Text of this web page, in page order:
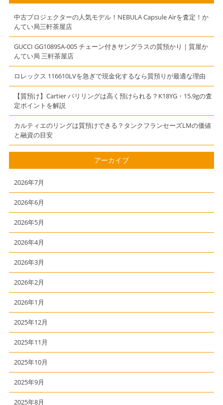
中古プロジェクターの人気モデル！NEBULA Capsule Airを査定！か
んてい局三軒茶屋店
GUCCI GG1089SA-005 チェーン付きサングラスの質預かり｜質屋か
んてい局 三軒茶屋店
ロレックス 116610LVを急ぎで現金化するなら質預りが最適な理由
【質預け】Cartier パリリングは高く預けられる？K18YG・15.9gの査
定ポイントを解説
カルティエのリングは質預けできる？タンクフランセーズLMの価値
と融資の目安
アーカイブ
2026年7月
2026年6月
2026年5月
2026年4月
2026年3月
2026年2月
2026年1月
2025年12月
2025年11月
2025年10月
2025年9月
2025年8月